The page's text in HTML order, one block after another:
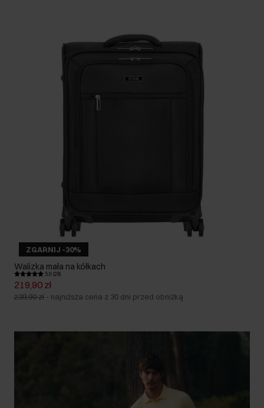
ZGARNIJ -30%
Walizka mała na kółkach
5.0 (28)
219,90 zł
239,90 zł - najniższa cena z 30 dni przed obniżką